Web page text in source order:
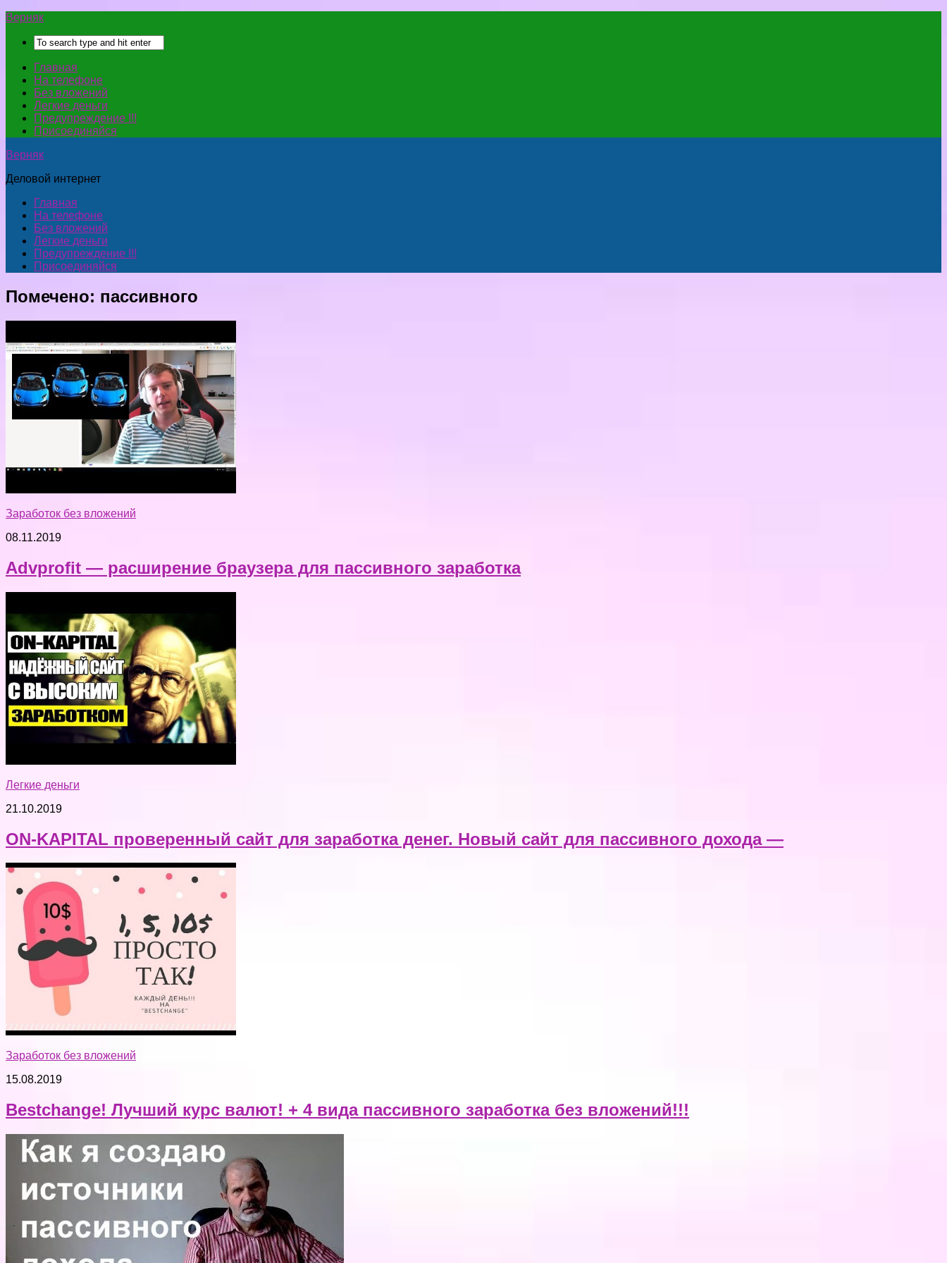
Верняк
Главная
На телефоне
Без вложений
Легкие деньги
Предупреждение !!!
Присоединяйся
Верняк
Деловой интернет
Главная
На телефоне
Без вложений
Легкие деньги
Предупреждение !!!
Присоединяйся
Помечено: пассивного
Заработок без вложений
08.11.2019
Advprofit — расширение браузера для пассивного заработка
Легкие деньги
21.10.2019
ON-KAPITAL проверенный сайт для заработка денег. Новый сайт для пассивного дохода —
Заработок без вложений
15.08.2019
Bestchange! Лучший курс валют! + 4 вида пассивного заработка без вложений!!!